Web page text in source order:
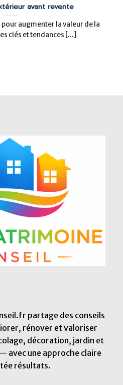
avant revente
augmenter la valeur de la
clés et tendances [...]
partage des conseils
rénover et valoriser
décoration, jardin et
avec une approche claire
résultats.